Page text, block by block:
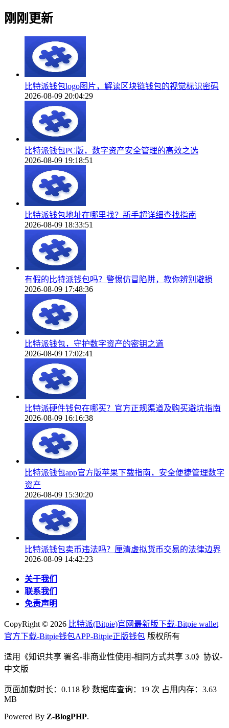
刚刚更新
比特派钱包logo图片，解读区块链钱包的视觉标识密码
2026-08-09 20:04:29
比特派钱包PC版，数字资产安全管理的高效之选
2026-08-09 19:18:51
比特派钱包地址在哪里找？新手超详细查找指南
2026-08-09 18:33:51
有假的比特派钱包吗？警惕仿冒陷阱，教你辨别避损
2026-08-09 17:48:36
比特派钱包，守护数字资产的密钥之道
2026-08-09 17:02:41
比特派硬件钱包在哪买？官方正规渠道及购买避坑指南
2026-08-09 16:16:38
比特派钱包app官方版苹果下载指南，安全便捷管理数字
资产
2026-08-09 15:30:20
比特派钱包卖币违法吗？厘清虚拟货币交易的法律边界
2026-08-09 14:42:23
关于我们
联系我们
免责声明
CopyRight © 2026 比特派(Bitpie)官网最新版下载-Bitpie wallet
官方下载-Bitpie钱包APP-Bitpie正版钱包 版权所有
适用《知识共享 署名-非商业性使用-相同方式共享 3.0》协议-
中文版
页面加载时长：0.118 秒 数据库查询：19 次 占用内存：3.63
MB
Powered By Z-BlogPHP.